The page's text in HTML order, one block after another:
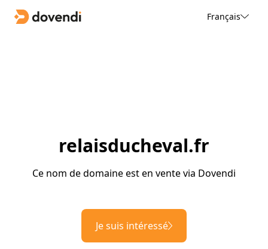
Français
relaisducheval.fr
Ce nom de domaine est en vente via Dovendi
Je suis intéressé